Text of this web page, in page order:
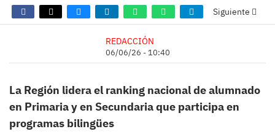
Siguiente
REDACCIÓN
06/06/26 - 10:40
La Región lidera el ranking nacional de alumnado
en Primaria y en Secundaria que participa en
programas bilingües